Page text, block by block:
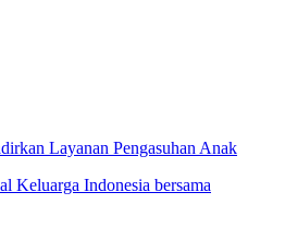
Layanan Pengasuhan Anak
Keluarga Indonesia bersama